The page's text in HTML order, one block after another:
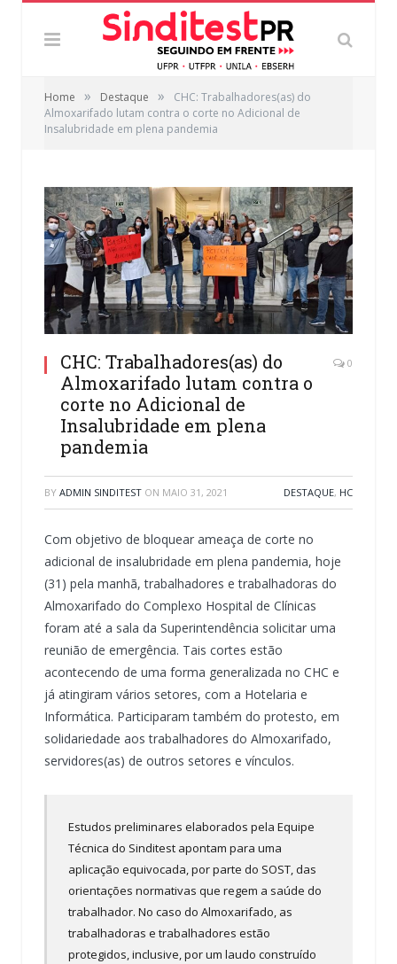
Home » Destaque »
CHC: Trabalhadores(as) do
Almoxarifado lutam contra o corte no Adicional de
Insalubridade em plena pandemia
CHC: Trabalhadores(as) do
Almoxarifado lutam contra o
corte no Adicional de
Insalubridade em plena
pandemia
0
BY ADMIN SINDITEST ON MAIO 31, 2021 DESTAQUE, HC
Com objetivo de bloquear ameaça de corte no
adicional de insalubridade em plena pandemia, hoje
(31) pela manhã, trabalhadores e trabalhadoras do
Almoxarifado do Complexo Hospital de Clínicas
foram até a sala da Superintendência solicitar uma
reunião de emergência. Tais cortes estão
acontecendo de uma forma generalizada no CHC e
já atingiram vários setores, com a Hotelaria e
Informática. Participaram também do protesto, em
solidariedade aos trabalhadores do Almoxarifado,
servidores(as) de outros setores e vínculos.
Estudos preliminares elaborados pela Equipe
Técnica do Sinditest apontam para uma
aplicação equivocada, por parte do SOST, das
orientações normativas que regem a saúde do
trabalhador. No caso do Almoxarifado, as
trabalhadoras e trabalhadores estão
protegidos, inclusive, por um laudo construído